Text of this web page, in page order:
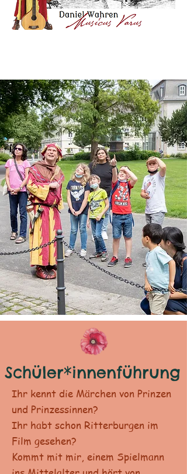
Schüler*innenführung
Ihr kennt die Märchen von Prinzen
und Prinzessinnen?
Ihr habt schon Ritterburgen im
Film gesehen?
Kommt mit mir, einem Spielmann